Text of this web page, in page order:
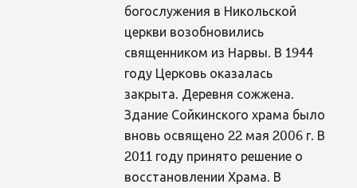
богослужения в Никольской
церкви возобновились
священником из Нарвы. В 1944
году Церковь оказалась
закрыта. Деревня сожжена.
Здание Сойкинского храма было
вновь освящено 22 мая 2006 г. В
2011 году принято решение о
восстановлении Храма. В